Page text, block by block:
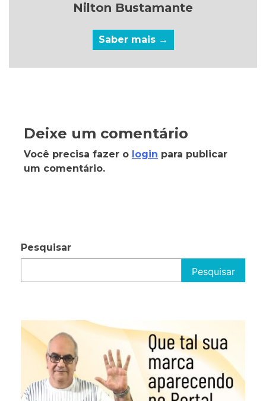
Nilton Bustamante
Saber mais →
Deixe um comentário
Você precisa fazer o login para publicar
um comentário.
Pesquisar
Pesquisar